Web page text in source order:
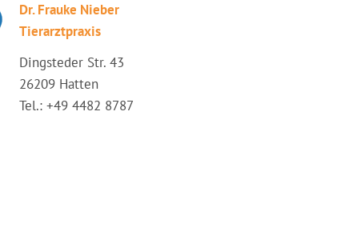
Dr. Frauke Nieber
Tierarztpraxis
Dingsteder Str. 43
26209 Hatten
Tel.: +49 4482 8787